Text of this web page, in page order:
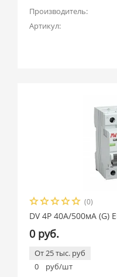
Производитель:
Артикул:
(0)
DV 4P 40А/500мА (G)
0 руб.
От 25 тыс. руб
0
руб/шт